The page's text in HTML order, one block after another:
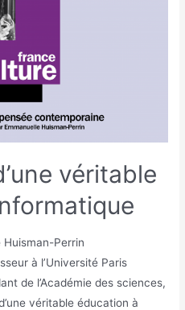
véritable
Huisman-Perrin
à l’Université Paris
de l’Académie des sciences,
véritable éducation à